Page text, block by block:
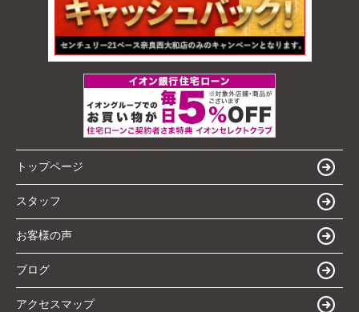
トップページ
スタッフ
お客様の声
ブログ
アクセスマップ